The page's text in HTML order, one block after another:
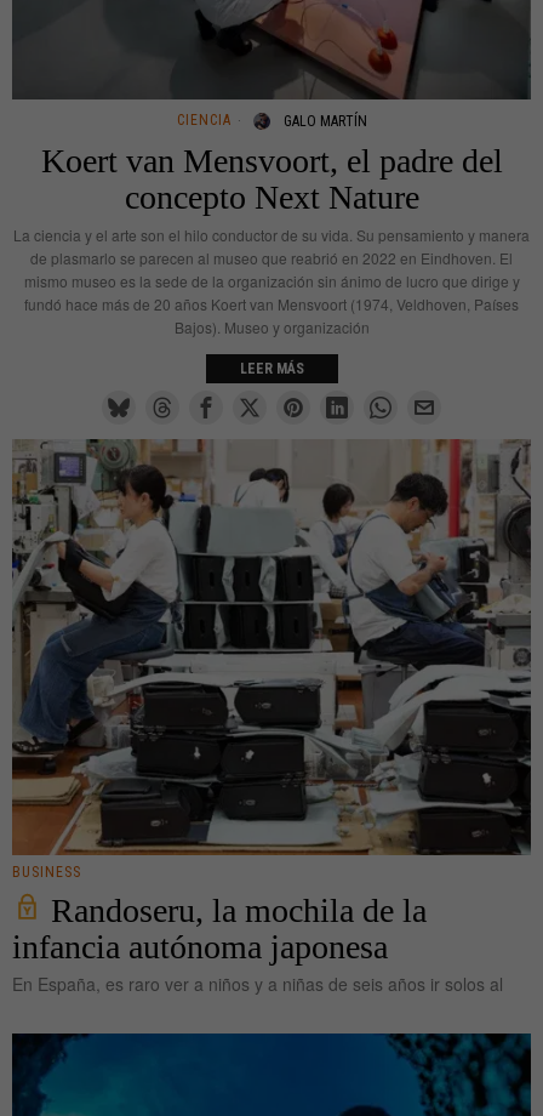
CIENCIA GALO MARTÍN
Koert van Mensvoort, el padre del
concepto Next Nature
La ciencia y el arte son el hilo conductor de su vida. Su pensamiento y manera
de plasmarlo se parecen al museo que reabrió en 2022 en Eindhoven. El
mismo museo es la sede de la organización sin ánimo de lucro que dirige y
fundó hace más de 20 años Koert van Mensvoort (1974, Veldhoven, Países
Bajos). Museo y organización
LEER MÁS
BUSINESS
Randoseru, la mochila de la
infancia autónoma japonesa
En España, es raro ver a niños y a niñas de seis años ir solos al